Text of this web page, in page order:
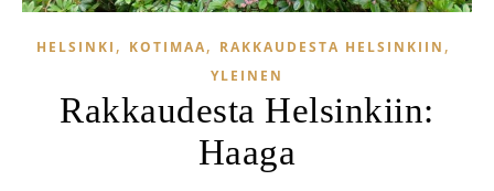
HELSINKI , KOTIMAA, RAKKAUDESTA HELSINKIIN ,
YLEINEN
Rakkaudesta Helsinkiin:
Haaga